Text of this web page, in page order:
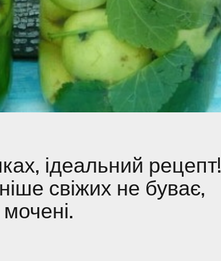
ідеальний рецепт!
свіжих не буває,